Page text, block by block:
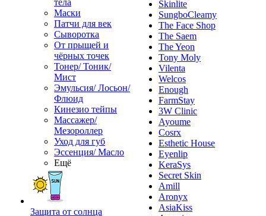
тела
Маски
Патчи для век
Сыворотка
От прыщей и
чёрных точек
Тонер/ Тоник/
Мист
Эмульсия/ Лосьон/
Флюид
Кинезио тейпы
Массажер/
Мезороллер
Уход для губ
Эссенция/ Масло
Ещё
Защита от солнца
Skinlite
SungboCleamy
The Face Shop
The Saem
The Yeon
Tony Moly
Vilenta
Welcos
Enough
FarmStay
3W Clinic
Ayoume
Cosrx
Esthetic House
Eyenlip
KeraSys
Secret Skin
Amill
Aronyx
AsiaKiss